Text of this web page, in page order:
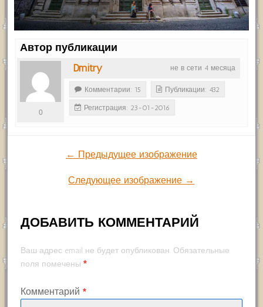
Автор публикации
не в сети 4 месяца
Dmitry
0
Комментарии: 15 Публикации: 432
Регистрация: 23-01-2016
← Предыдущее изображение
Следующее изображение →
ДОБАВИТЬ КОММЕНТАРИЙ
Ваш адрес email не будет опубликован. Обязательные
поля помечены *
Комментарий *